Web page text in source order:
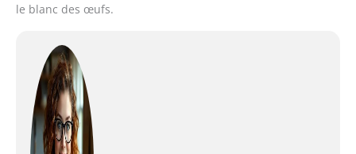
le blanc des œufs.